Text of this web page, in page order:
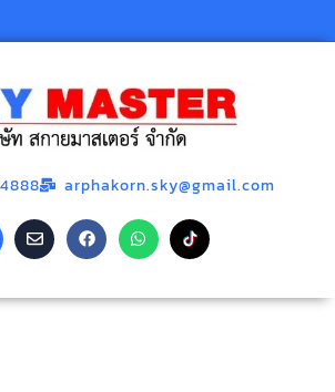
arphakorn.sky@gmail.com